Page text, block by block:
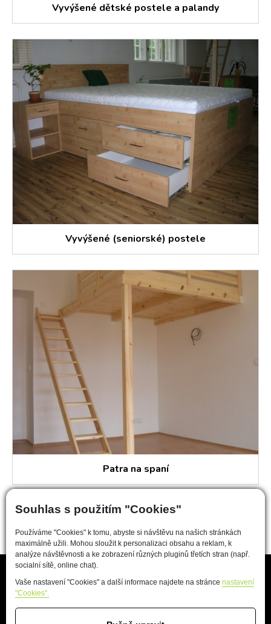
Souhlas s použitím "Cookies"
Používáme "Cookies" k tomu, abyste si návštěvu na našich stránkách
maximálně užili. Mohou sloužit k personalizaci obsahu a reklam, k
analýze návštěvnosti a ke zobrazení různých pluginů třetích stran (např.
socialní sítě, online chat).
Vaše nastavení "Cookies" a další informace najdete na stránce nastavení
"Cookies".
Vyvýšené dětské postele a palandy
Vyvýšené (seniorské) postele
Patra na spaní
Důležité odkazy
Vzorník materiálů